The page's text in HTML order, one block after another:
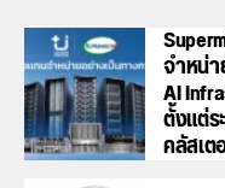
จำหน่
AI
ตั้งแต่
คลัสเต